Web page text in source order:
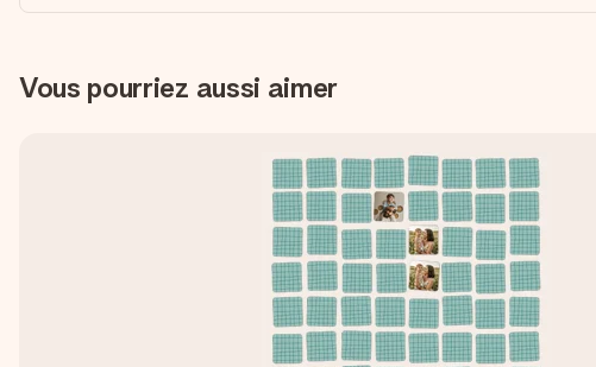
Vous pourriez aussi aimer